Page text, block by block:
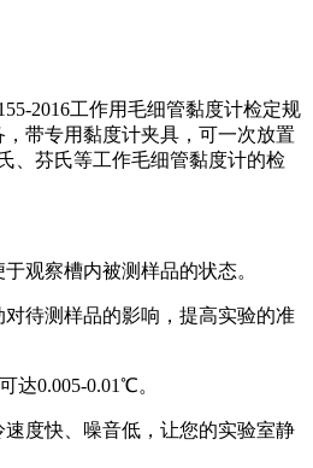
2016工作用毛细管黏度计检定规
带专用黏度计夹具，可一次放置
、芬氏等工作毛细管黏度计的检
观察槽内被测样品的状态。
待测样品的影响，提高实验的准
达0.005-0.01℃。
度快、噪音低，让您的实验室静